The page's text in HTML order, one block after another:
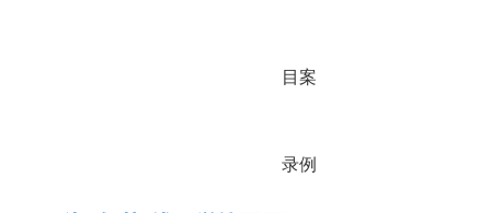
目
录
案
例